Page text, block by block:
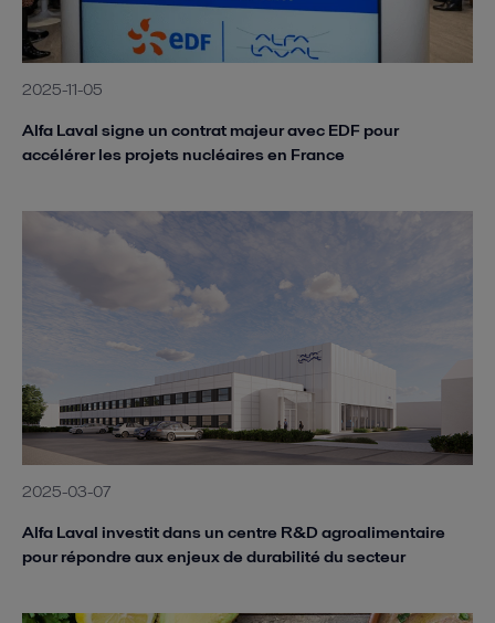
2025-11-05
Alfa Laval signe un contrat majeur avec EDF pour
accélérer les projets nucléaires en France
2025-03-07
Alfa Laval investit dans un centre R&D agroalimentaire
pour répondre aux enjeux de durabilité du secteur